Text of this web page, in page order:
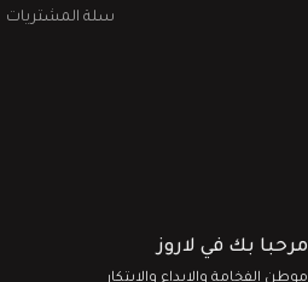
سلة المشتريات
مرحبا بك في لاروز
موطن الفخامة والإبداع والابتكار